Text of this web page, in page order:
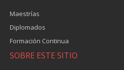
Maestrías
Diplomados
Formación Continua
SOBRE ESTE SITIO